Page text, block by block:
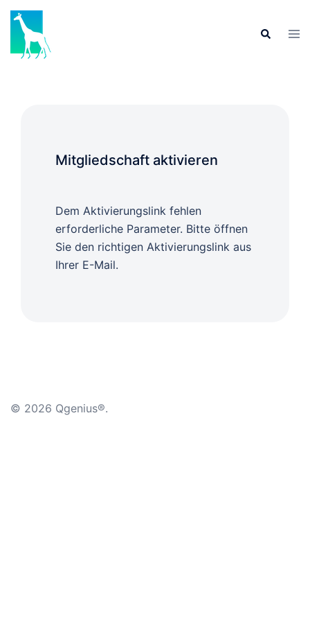
Mitgliedschaft aktivieren
Dem Aktivierungslink fehlen
erforderliche Parameter. Bitte öffnen
Sie den richtigen Aktivierungslink aus
Ihrer E-Mail.
© 2026 Qgenius®.